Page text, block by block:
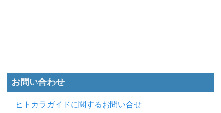
お問い合わせ
ヒトカラガイドに関するお問い合せ